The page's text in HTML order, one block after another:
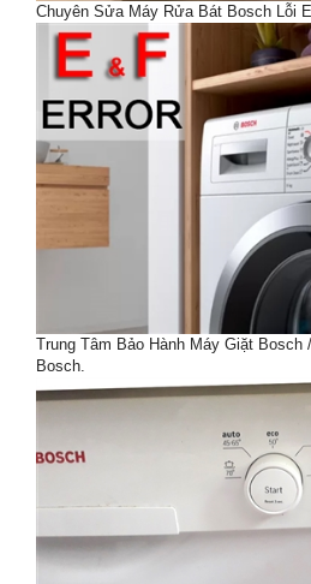
Chuyên Sửa Máy Rửa Bát Bosch Lỗi
Trung Tâm Bảo Hành Máy Giặt Bosch
Bosch.